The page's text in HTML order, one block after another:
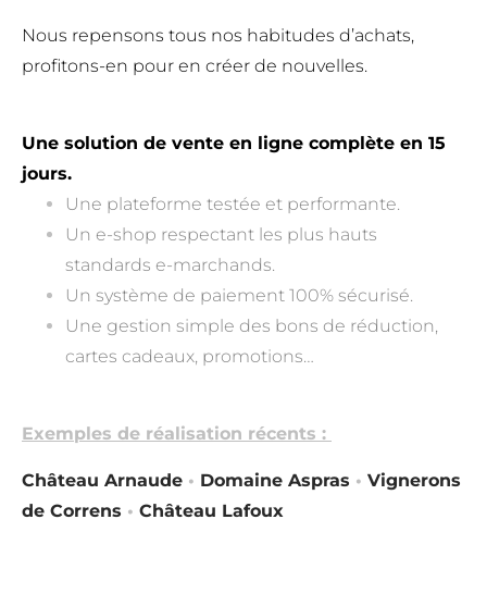
Nous repensons tous nos habitudes d’achats,
profitons-en pour en créer de nouvelles.
Une solution de vente en ligne complète en 15
jours.
Une plateforme testée et performante.
Un e-shop respectant les plus hauts
standards e-marchands.
Un système de paiement 100% sécurisé.
Une gestion simple des bons de réduction,
cartes cadeaux, promotions…
Exemples de réalisation récents :
Château Arnaude • Domaine Aspras • Vignerons
de Correns • Château Lafoux